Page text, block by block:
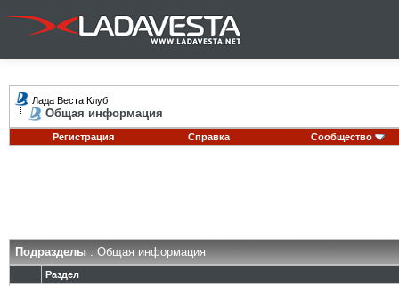
Лада Веста Клуб
Общая информация
Регистрация Справка Сообщество
Подразделы: Общая информация
Раздел